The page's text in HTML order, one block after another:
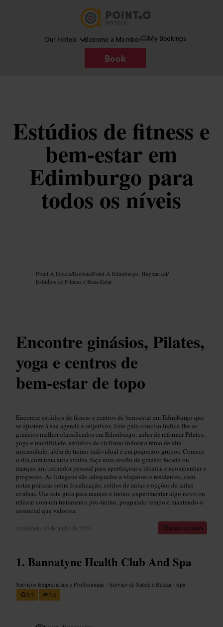
Our Hotels Become a Member My Bookings
Book
Estúdios de fitness e
bem-estar em
Edimburgo para
todos os níveis
Point A Hotels/Escócia/Point A Edimburgo, Haymarket/
Estúdios de Fitness e Bem-Estar
Encontre ginásios, Pilates,
yoga e centros de
bem‑estar de topo
Encontre estúdios de fitness e centros de bem‑estar em Edimburgo que
se ajustem à sua agenda e objetivos. Este guia conciso indica-lhe os
ginásios melhor classificados em Edimburgo, aulas de reformer Pilates,
yoga e mobilidade, estúdios de ciclismo indoor e remo de alta
intensidade, além de treino individual e em pequenos grupos. Comece
o dia com uma aula avulsa, faça uma sessão de ginásio focada ou
marque um treinador pessoal para aperfeiçoar a técnica e acompanhar o
progresso. As listagens são adequadas a viajantes e residentes, com
notas práticas sobre localização, estilos de aulas e opções de aulas
avulsas. Use este guia para manter o treino, experimentar algo novo ou
relaxar com um tratamento pós‑treino, poupando tempo e mantendo o
essencial que valoriza.
Atualizado 10 de junho de 2026 12 min de leitura
Bannatyne Health Club And Spa
Serviços Empresariais e Profissionais • Serviço de Saúde e Beleza • Spa
3,7
3,6